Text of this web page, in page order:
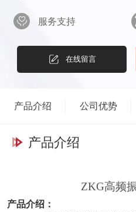
结构简单，维修方便，运行平稳，
作振动源；3、橡胶弹簧支撑并隔
筛网由标准小块拼装，更换极为方
式直线振动筛。电机可左装和右装
产生的激振力在平行于电机轴线的
抛起跳跃式向前作直线运动，从而
的。可用于流水线中实现自动化作
服务支持
在线留言
产品介绍 公司优势
产品介绍
ZKG高频
产品介绍：